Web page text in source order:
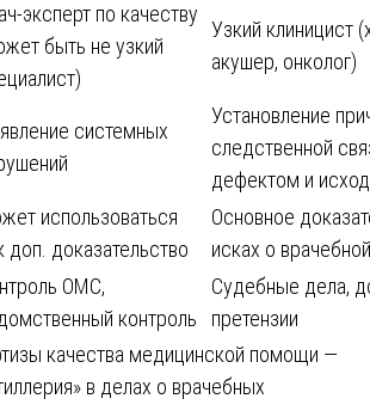
эксперт по качеству
быть не узкий
Узкий клиницист
акушер, онколог)
системных
Установление
следственной
дефектом и
использоваться
доп. доказательство
Основное
исках о
ОМС,
контроль
Судебные дела,
претензии
качества медицинской помощи —
в делах о врачебных